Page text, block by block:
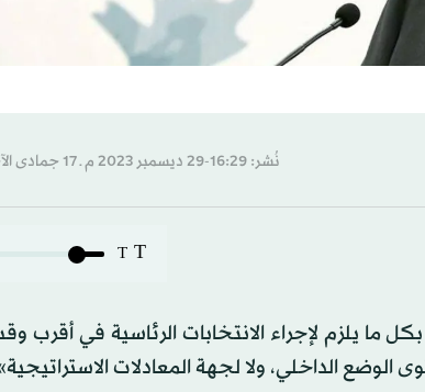
نُشر: 16:29-29 ديسمبر 2023 م ـ 17 جمادى الآخرة 1445 هـ
T
T
ما يلزم لإجراء الانتخابات الرئاسية في أقرب
الداخلي، ولا لجهة المعادلات